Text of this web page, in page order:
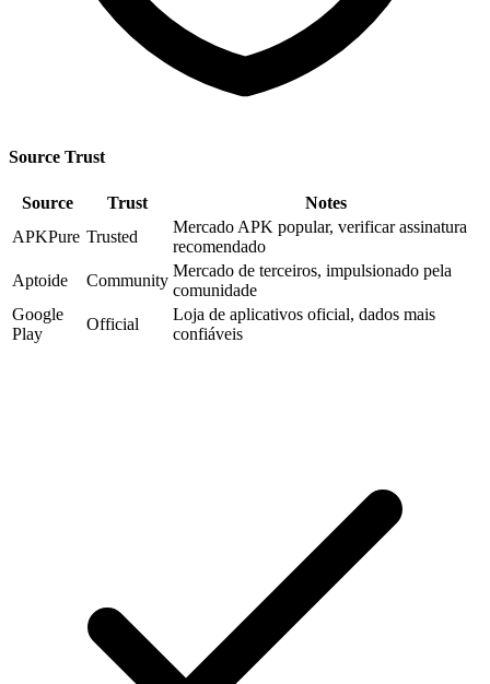
Source Trust
Source Trust
Notes
APKPure Trusted
Mercado APK popular, verificar assinatura
recomendado
Aptoide
Community
Mercado de terceiros, impulsionado pela
comunidade
Google
Play
Official
Loja de aplicativos oficial, dados mais
confiáveis